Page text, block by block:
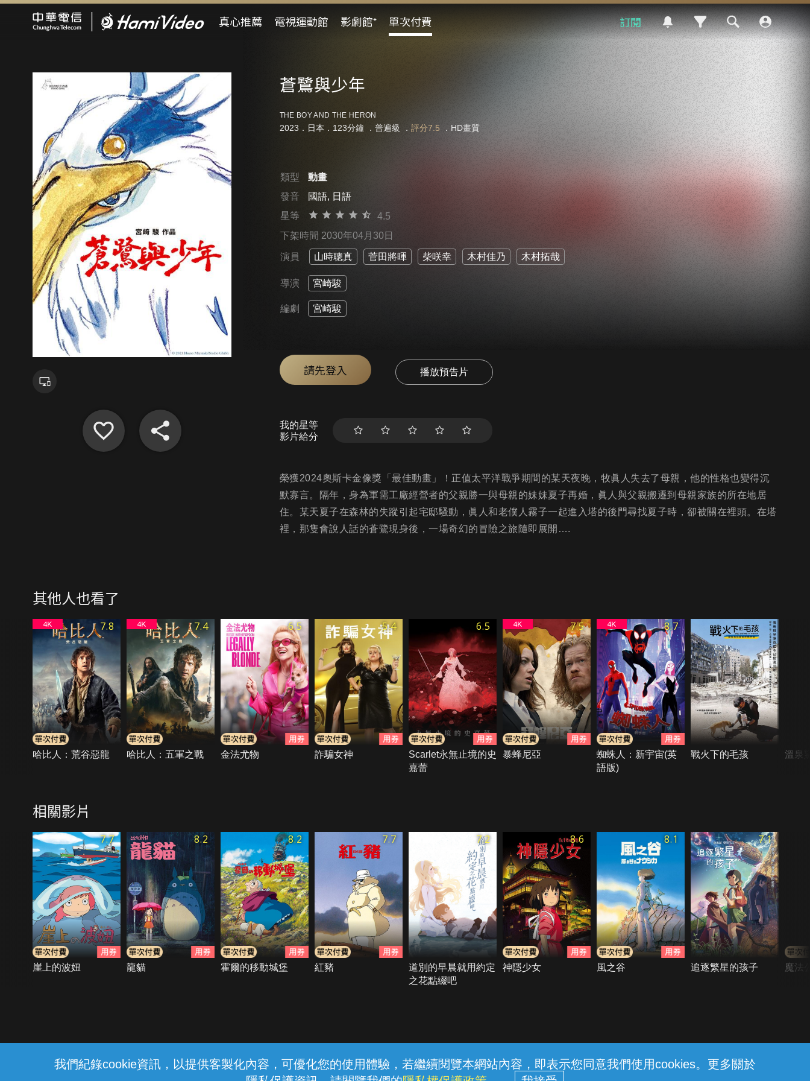
我們紀錄cookie資訊，以提供客製化內容，可優化您的使用體驗，若繼續閱覽本網站內容，即表示您同意我們使用cookies。更多關於
真心推薦 電視運動館 影劇館⁺ 單次付費 訂閱
蒼鷺與少年
THE BOY AND THE HERON
2023．日本．123分鐘 ． 普遍級 ． 評分7.5 ．HD畫質
類型
動畫
發音
國語, 日語
星等
4.5
下架時間 2030年04月30日
演員 山時聰真 菅田將暉 柴咲幸 木村佳乃 木村拓哉
導演 宮崎駿
編劇 宮崎駿
請先登入 播放預告片
我的星等
影片給分
榮獲2024奧斯卡金像獎「最佳動畫」！正值太平洋戰爭期間的某天夜晚，牧眞人失去了母親，他的性格也變得沉
默寡言。隔年，身為軍需工廠經營者的父親勝一與母親的妹妹夏子再婚，眞人與父親搬遷到母親家族的所在地居
住。某天夏子在森林的失蹤引起宅邸騷動，眞人和老僕人霧子一起進入塔的後門尋找夏子時，卻被關在裡頭。在塔
裡，那隻會說人話的蒼鷺現身後，一場奇幻的冒險之旅隨即展開….
其他人也看了
7.8
哈比人：荒谷惡龍
7.4
哈比人：五軍之戰
6.5
金法尤物
5.4
詐騙女神
6.5
Scarlet永無止境的史
嘉蕾
7.5
暴蜂尼亞
8.7
蜘蛛人：新宇宙(英
語版)
戰火下的毛孩 溫泉
相關影片
7.7
崖上的波妞
8.2
龍貓
8.2
霍爾的移動城堡
7.7
紅豬
7.2
道別的早晨就用約定
之花點綴吧
8.6
神隱少女
8.1
風之谷
7.1
追逐繁星的孩子 魔法
線上客服 服務條款 隱私權保護